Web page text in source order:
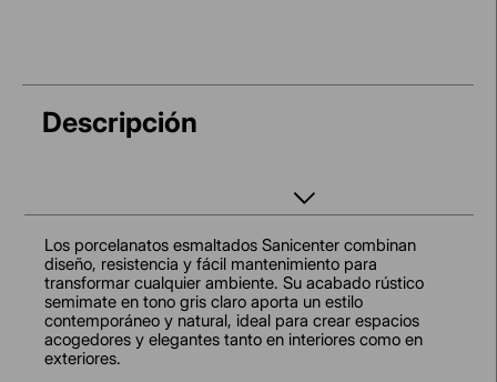
Descripción
Los porcelanatos esmaltados Sanicenter combinan
diseño, resistencia y fácil mantenimiento para
transformar cualquier ambiente. Su acabado rústico
semimate en tono gris claro aporta un estilo
contemporáneo y natural, ideal para crear espacios
acogedores y elegantes tanto en interiores como en
exteriores.